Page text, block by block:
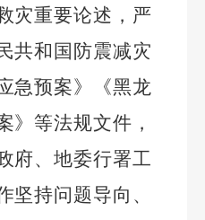
灾重要论述，严
共和国防震减灾
急预案》《黑龙
》等法规文件，
府、地委行署工
坚持问题导向、